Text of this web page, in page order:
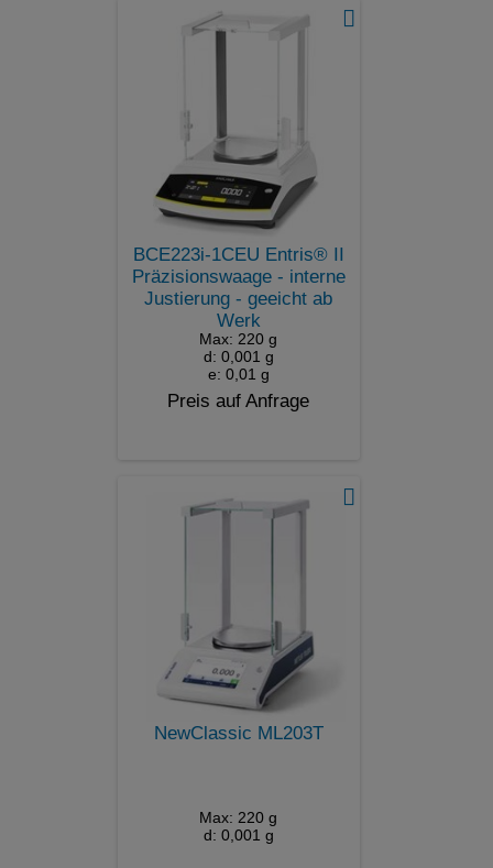
BCE223i-1CEU Entris® II
Präzisionswaage - interne
Justierung - geeicht ab
Werk
Max: 220 g
d: 0,001 g
e: 0,01 g
Preis auf Anfrage
NewClassic ML203T
Max: 220 g
d: 0,001 g